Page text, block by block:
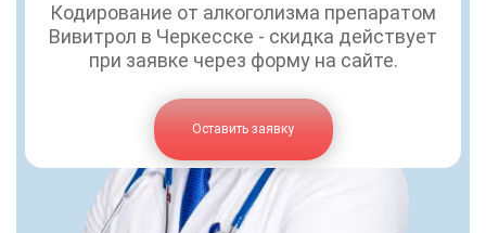
Кодирование от алкоголизма препаратом
Вивитрол в Черкесске - скидка действует
при заявке через форму на сайте.
Оставить заявку